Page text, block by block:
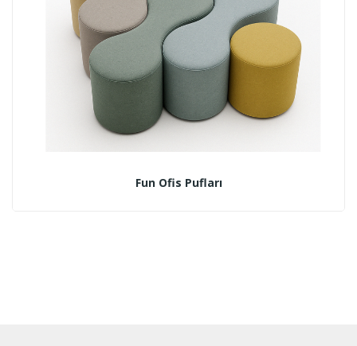
Fun Ofis Pufları